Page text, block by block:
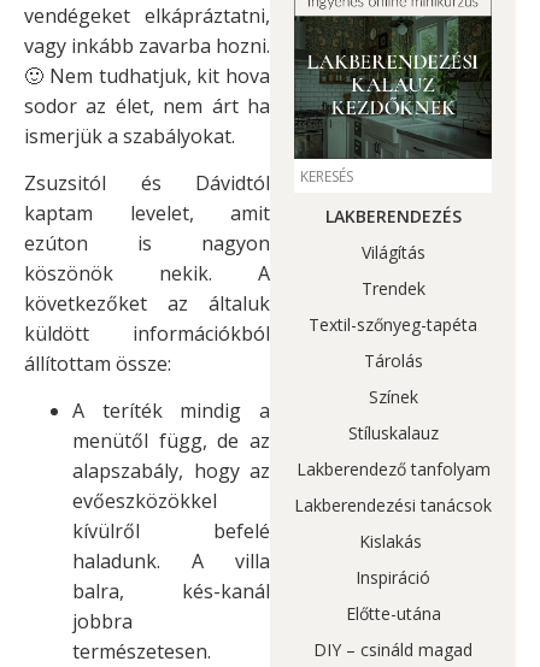
vendégeket elkápráztatni,
vagy inkább zavarba hozni.
🙂 Nem tudhatjuk, kit hova
sodor az élet, nem árt ha
ismerjük a szabályokat.
Zsuzsitól és Dávidtól
kaptam levelet, amit
ezúton is nagyon
köszönök nekik. A
következőket az általuk
küldött információkból
állítottam össze:
A teríték mindig a
menütől függ, de az
alapszabály, hogy az
evőeszközökkel
kívülről befelé
haladunk. A villa
balra, kés-kanál
jobbra
természetesen.
LAKBERENDEZÉS
Világítás
Trendek
Textil-szőnyeg-tapéta
Tárolás
Színek
Stíluskalauz
Lakberendező tanfolyam
Lakberendezési tanácsok
Kislakás
Inspiráció
Előtte-utána
DIY – csináld magad